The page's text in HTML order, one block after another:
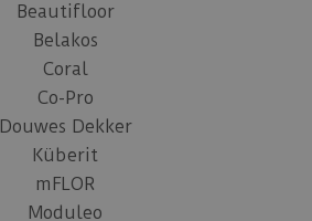
Beautifloor
Belakos
Coral
Co-Pro
Douwes Dekker
Küberit
mFLOR
Moduleo